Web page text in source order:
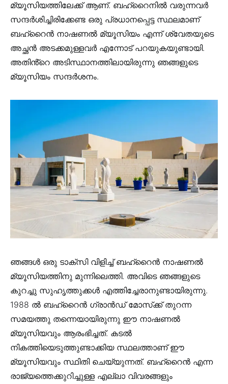
മ്യൂസിയത്തിലേക്ക് ആണ്. ബഹ്‌റൈനിൽ വരുന്നവർ
സന്ദർശിച്ചിരിക്കേണ്ട ഒരു പ്രധാനപ്പെട്ട സ്ഥലമാണ്
ബഹ്‌റൈൻ നാഷണൽ മ്യൂസിയം എന്ന് ശ്വേതയുടെ
അച്ഛൻ അടക്കമുള്ളവർ എന്നോട് പറയുകയുണ്ടായി.
അതിൻ്റെ അടിസ്ഥാനത്തിലായിരുന്നു ഞങ്ങളുടെ
മ്യൂസിയം സന്ദർശനം.
ഞങ്ങൾ ഒരു ടാക്സി വിളിച്ച് ബഹ്‌റൈൻ നാഷണൽ
മ്യൂസിയത്തിനു മുന്നിലെത്തി. അവിടെ ഞങ്ങളുടെ
കുറച്ചു സുഹൃത്തുക്കൾ എത്തിച്ചേരാനുണ്ടായിരുന്നു.
1988 ൽ ബഹ്‌റൈൻ ഗ്രാൻഡ് മോസ്‌ക്ക് തുറന്ന
സമയത്തു തന്നെയായിരുന്നു ഈ നാഷണൽ
മ്യൂസിയവും ആരംഭിച്ചത്. കടൽ
നികത്തിയെടുത്തുണ്ടാക്കിയ സ്ഥലത്താണ് ഈ
മ്യൂസിയവും സ്ഥിതി ചെയ്യുന്നത്. ബഹ്‌റൈൻ എന്ന
രാജ്യത്തെക്കുറിച്ചുള്ള എല്ലാ വിവരങ്ങളും